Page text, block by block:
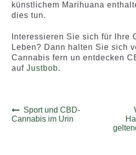
künstlichem Marihuana
dies tun.
Interessieren Sie sich für Ihre
Leben? Dann halten Sie sich
Cannabis fern un entdecken
auf Justbob.
Beitrags-
Navigation
Vorheriger
Beitrag:
Sport und CBD-
Cannabis im Urin